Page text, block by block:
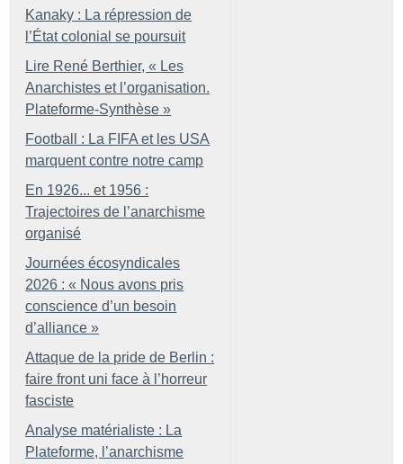
Kanaky : La répression de
l’État colonial se poursuit
Lire René Berthier, « Les
Anarchistes et l’organisation.
Plateforme-Synthèse »
Football : La FIFA et les USA
marquent contre notre camp
En 1926... et 1956 :
Trajectoires de l’anarchisme
organisé
Journées écosyndicales
2026 : « Nous avons pris
conscience d’un besoin
d’alliance »
Attaque de la pride de Berlin :
faire front uni face à l’horreur
fasciste
Analyse matérialiste : La
Plateforme, l’anarchisme